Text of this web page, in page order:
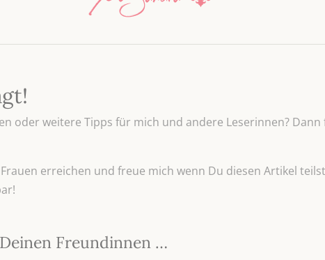
oder weitere Tipps für mich und andere Leserinnen?
erreichen und freue mich wenn Du diesen Artikel
Freundinnen …